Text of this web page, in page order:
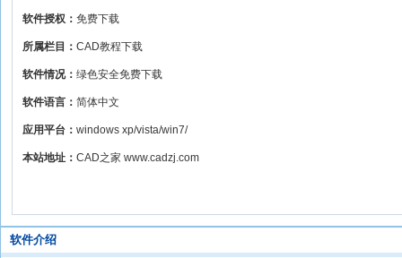
软件授权： 免费下载
所属栏目： CAD教程下载
软件情况： 绿色安全免费下载
软件语言： 简体中文
应用平台： windows xp/vista/win7/
本站地址： CAD之家 www.cadzj.com
软件介绍